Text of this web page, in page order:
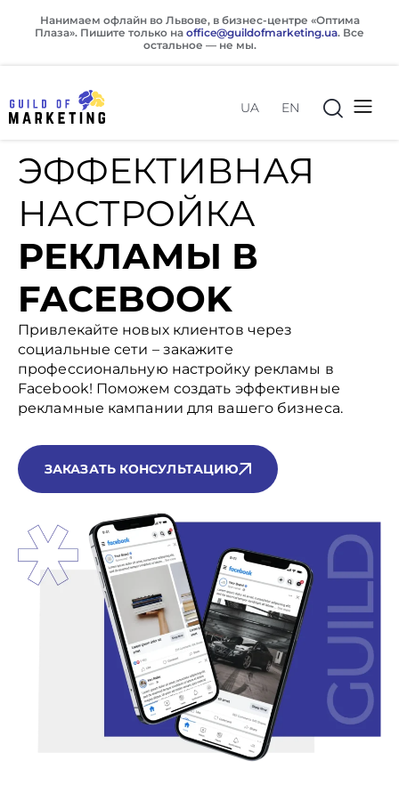
Нанимаем офлайн во Львове, в бизнес-центре «Оптима
Плаза». Пишите только на office@guildofmarketing.ua. Все
остальное — не мы.
UA EN
Главная>Реклама в Facebook
ЭФФЕКТИВНАЯ
НАСТРОЙКА
РЕКЛАМЫ В
FACEBOOK
Привлекайте новых клиентов через
социальные сети – закажите
профессиональную настройку рекламы в
Facebook! Поможем создать эффективные
рекламные кампании для вашего бизнеса.
ЗАКАЗАТЬ КОНСУЛЬТАЦИЮ
office@guildofmarketing.ua
0 800 20 80 85
Бесплатная линия для звонков
Напишите нам
office@guildofmarketing.ua
0 800 20 80 85
Бесплатная линия для звонков
Напишите нам